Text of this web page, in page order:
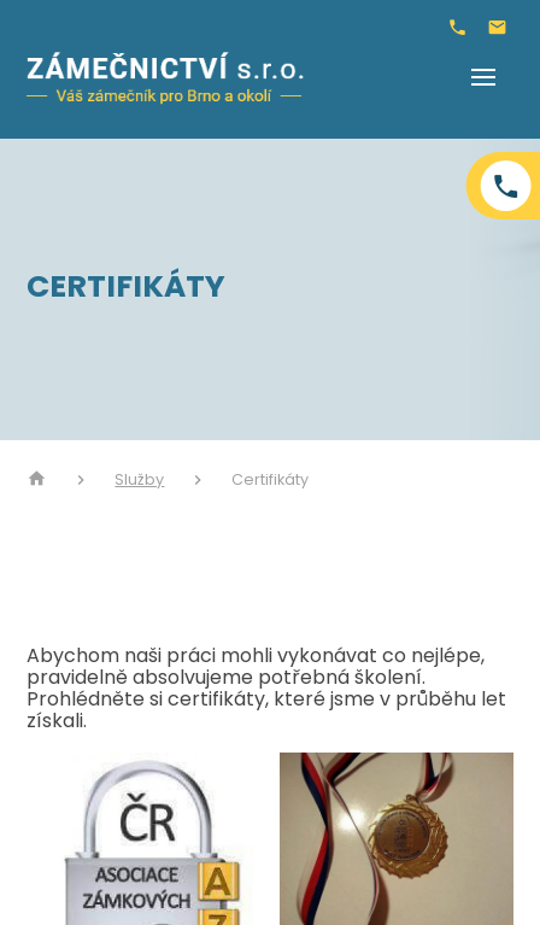
CERTIFIKÁTY
Služby Certifikáty
Abychom naši práci mohli vykonávat co nejlépe,
pravidelně absolvujeme potřebná školení.
Prohlédněte si certifikáty, které jsme v průběhu let
získali.